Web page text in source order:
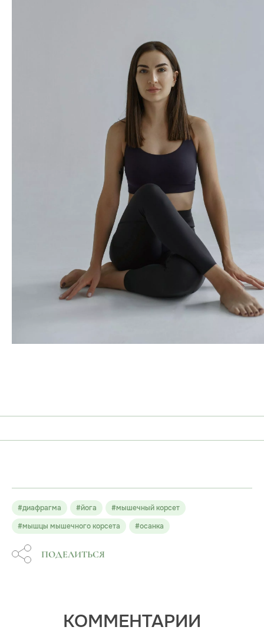
#диафрагма #йога
#мышечный корсет
#мышцы мышечного корсета
#осанка
ПОДЕЛИТЬСЯ
КОММЕНТАРИИ